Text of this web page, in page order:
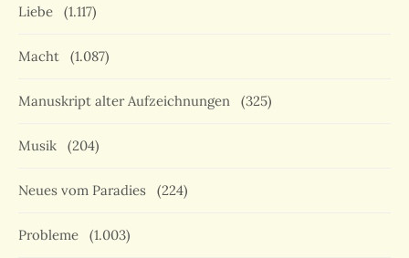
Liebe (1.117)
Macht (1.087)
Manuskript alter Aufzeichnungen (325)
Musik (204)
Neues vom Paradies (224)
Probleme (1.003)